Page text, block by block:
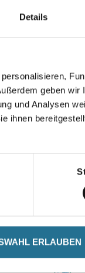
Details
geben
und Analysen
ihnen
ERLAUBEN
pufamur Fugen
L10
einloggen, um